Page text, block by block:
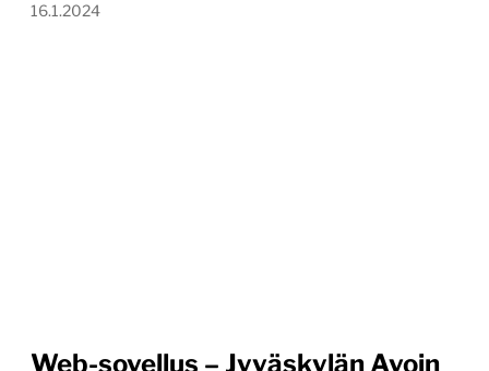
16.1.2024
Web-sovellus – Jyväskylän Avoin